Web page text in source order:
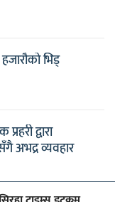
भिड्
द्वारा
अभद्र व्यवहार